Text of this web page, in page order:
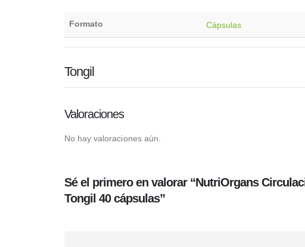
Formato Cápsulas
Tongil
Valoraciones
No hay valoraciones aún.
Sé el primero en valorar “NutriOrgans
Tongil 40 cápsulas”